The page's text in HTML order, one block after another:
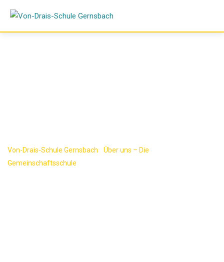
content
Von-Drais-Schule Gernsbach
Über uns – Die
Gemeinschaftsschule